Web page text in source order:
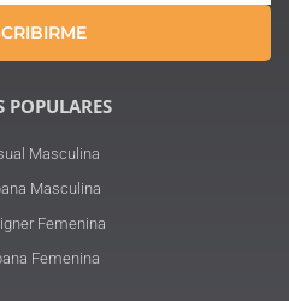
POPULARES
Masculina
Masculina
Femenina
Femenina